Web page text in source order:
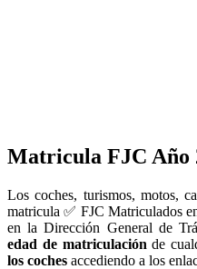
Matricula FJC Año
Los coches, turismos, motos,
matricula ✅ FJC Matriculados
en la Dirección General de
edad de matriculación de
los coches accediendo a los